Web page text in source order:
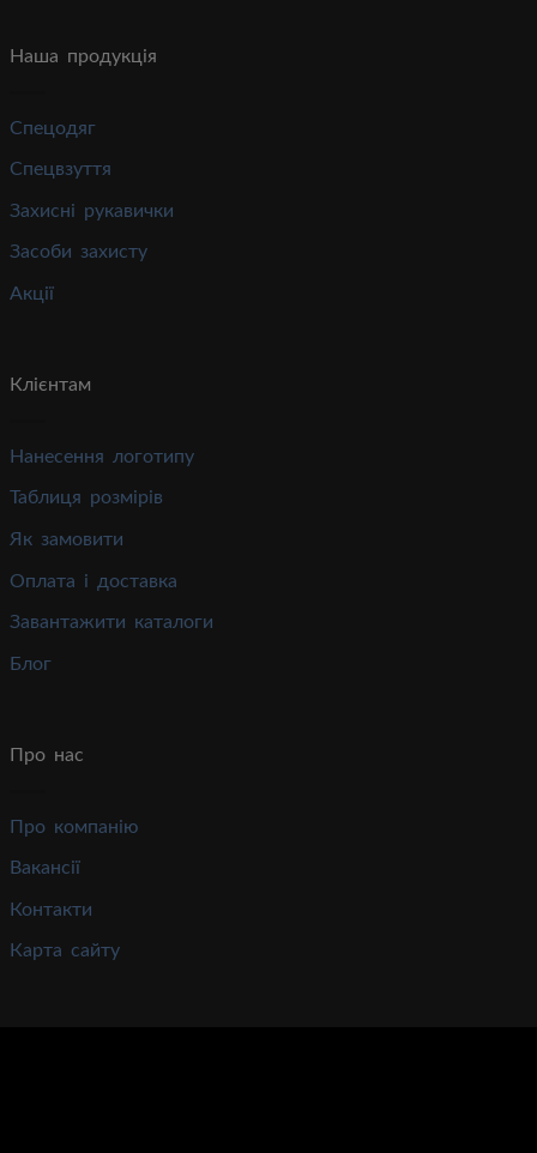
Наша продукція
Спецодяг
Спецвзуття
Захисні рукавички
Засоби захисту
Акції
Клієнтам
Нанесення логотипу
Таблиця розмірів
Як замовити
Оплата і доставка
Завантажити каталоги
Блог
Про нас
Про компанію
Вакансії
Контакти
Карта сайту